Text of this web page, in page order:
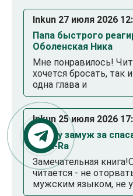
Inkun 27 июля 2026
Папа быстрого
Оболенская Ника
Мне понравилось!
хочется бросать, так
одна глава и
Inkun 25 июля 2026
Выйду замуж за
Янка-Ra
Замечательная
читается - не
мужским языком, не